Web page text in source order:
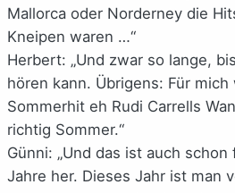
Mallorca oder Norderney die
Kneipen waren …“
Herbert: „Und zwar so lange,
hören kann. Übrigens: Für
Sommerhit eh Rudi Carrells
richtig Sommer.“
Günni: „Und das ist auch
Jahre her. Dieses Jahr ist man